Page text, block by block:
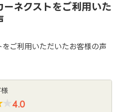
ネクストをご利用いた
ご利用いただいたお客様の声
4.0